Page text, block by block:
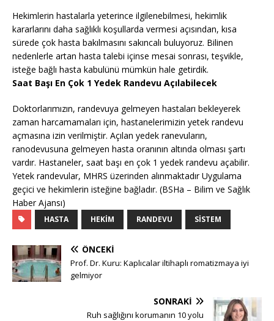
Hekimlerin hastalarla yeterince ilgilenebilmesi, hekimlik
kararlarını daha sağlıklı koşullarda vermesi açısından, kısa
sürede çok hasta bakılmasını sakıncalı buluyoruz. Bilinen
nedenlerle artan hasta talebi içinse mesai sonrası, teşvikle,
isteğe bağlı hasta kabulünü mümkün hale getirdik.
Saat Başı En Çok 1 Yedek Randevu Açılabilecek
Doktorlarımızın, randevuya gelmeyen hastaları bekleyerek
zaman harcamamaları için, hastanelerimizin yetek randevu
açmasına izin verilmiştir. Açılan yedek ranevuların,
ranodevusuna gelmeyen hasta oranının altında olması şartı
vardır. Hastaneler, saat başı en çok 1 yedek randevu açabilir.
Yetek randevular, MHRS üzerinden alınmaktadır Uygulama
geçici ve hekimlerin isteğine bağladır. (BSHa – Bilim ve Sağlık
Haber Ajansı)
HASTA HEKIM RANDEVU SISTEM
ÖNCEKI
Prof. Dr. Kuru: Kaplıcalar iltihaplı romatizmaya iyi
gelmiyor
SONRAKI
Ruh sağlığını korumanın 10 yolu